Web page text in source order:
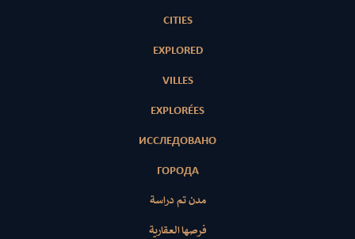
CITIES
EXPLORED
VILLES
EXPLORÉES
ИССЛЕДОВАНО
ГОРОДА
مدن تم دراسة
فرصها العقارية